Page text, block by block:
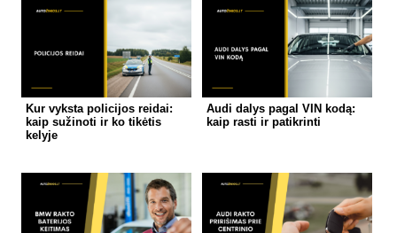
Kur vyksta policijos reidai:
kaip sužinoti ir ko tikėtis
kelyje
Audi dalys pagal VIN kodą:
kaip rasti ir patikrinti